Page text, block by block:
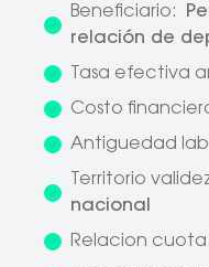
Beneficiario:
relación de
Tasa efectiva
Costo
Antiguedad
Territorio
nacional
Relacion cuota